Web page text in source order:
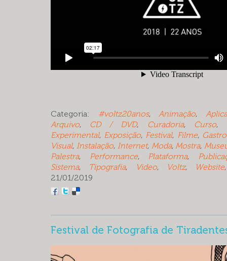
Categoria: #voltz20anos, Animação,
Arquivo, CD / DVD, Curadoria, Curso,
Experimental, Exposição, Festival, Filme,
Visual, Instalação, Internet, Moda,Mostra,
Palestra, Performance, Plataforma,
Sistema, Tipografia, Video, Voltz, Website
21/01/2019
Festival de Fotografia de